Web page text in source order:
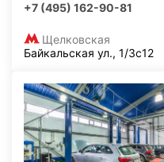
+7 (495) 162-90-81
Щелковская
Байкальская ул., 1/3с12